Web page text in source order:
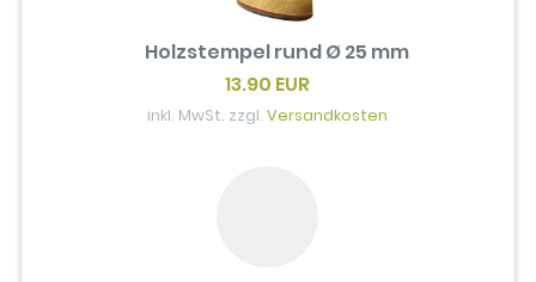
Holzstempel rund Ø 25 mm
13.90 EUR
inkl. MwSt. zzgl.Versandkosten